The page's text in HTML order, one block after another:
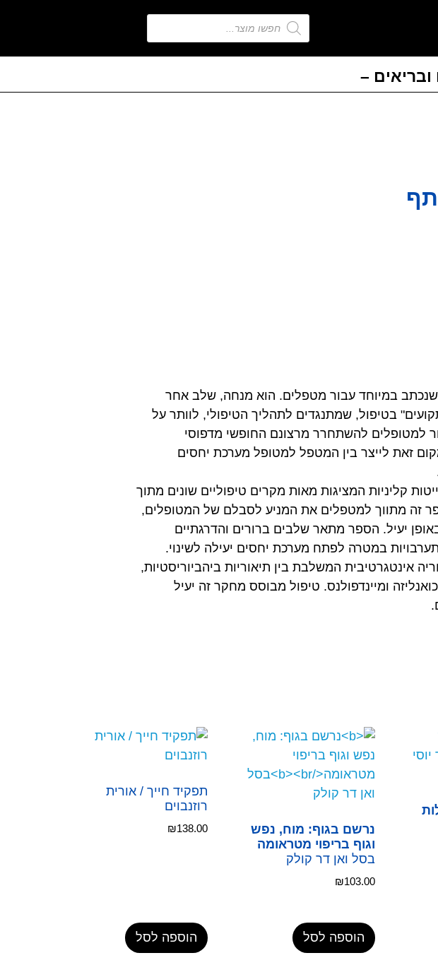
–
במיוחד עבור מטפלים. הוא מנחה, שלב אחר
בטיפול, שמתנגדים לתהליך הטיפולי, לוותר על
למטופלים להשתחרר מרצונם החופשי מדפוסי
זאת לייצר בין המטפל למטופל מערכת יחסים
קליניות המציגות מאות מקרים טיפוליים שונים מתוך
זה מתווך למטפלים את המניע לסבלם של המטופלים,
יעיל. הספר מתאר שלבים ברורים והדרגתיים
במטרה לפתח מערכת יחסים יעילה לשינוי.
אינטגרטיבית המשלבת בין תיאוריות ביהביוריסטיות,
ומיינדפולנס. טיפול מבוסס מחקר זה יעיל
נרשם בגוף: מוח, נפש
וגוף בריפוי מטראומה
בסל ואן דר קולק
₪103.00
הוספה לסל
תפקיד חייך / אורית
רוזנבוים
₪138.00
הוספה לסל